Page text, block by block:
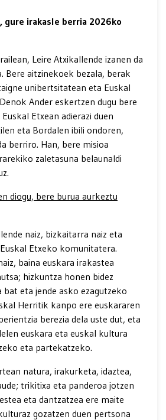
gure irakasle berria 2026ko
Leire Atxikallende izanen da
Bere aitzinekoek bezala, berak
unibertsitatean eta Euskal
Ander eskertzen dugu bere
Etxean adierazi duen
eta Bordalen ibili ondoren,
berriro. Han, bere misioa
zaletasuna belaunaldi
diogu, bere burua aurkeztu
naiz, bizkaitarra naiz eta
Etxeko komunitatera.
baina euskara irakastea
hizkuntza honen bidez
eta jende asko ezagutzeko
Herritik kanpo ere euskararen
berezia dela uste dut, eta
euskara eta euskal kultura
eta partekatzeko.
natura, irakurketa, idaztea,
trikitixa eta panderoa jotzen
eta dantzatzea ere maite
gozatzen duen pertsona